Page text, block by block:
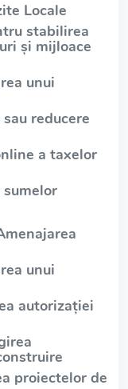
Locale
stabilirea
și mijloace
unui
reducere
a taxelor
unui
autorizației
proiectelor de